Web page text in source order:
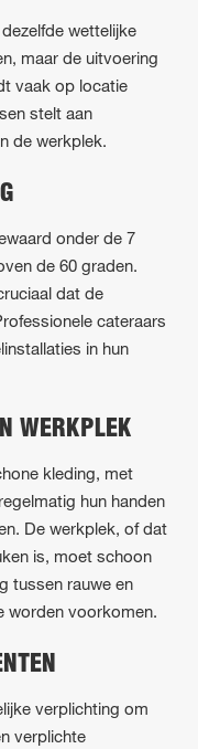
wettelijke
maar de uitvoering
vaak op locatie
stelt aan
de werkplek.
onder de 7
de 60 graden.
dat de
cateraars
in hun
WERKPLEK
kleding, met
hun handen
De werkplek, of dat
is, moet schoon
tussen rauwe en
worden voorkomen.
verplichting om
verplichte